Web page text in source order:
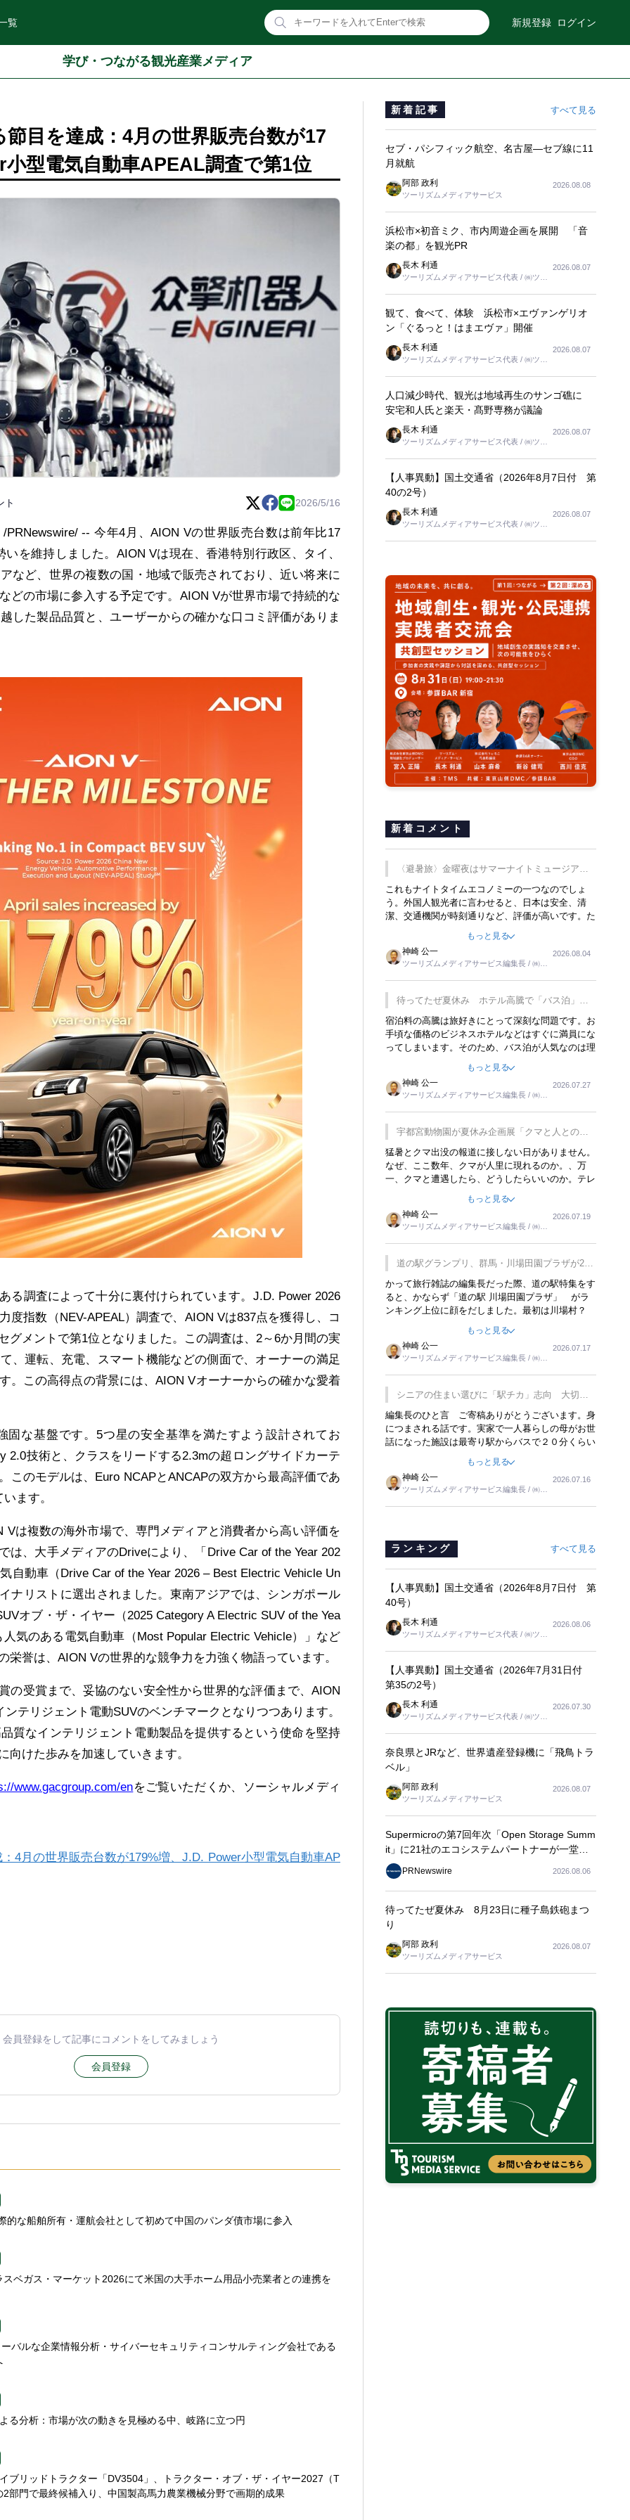
覧 新規登録 ログイン
学び・つながる観光産業メディア
目を達成：4月の世界販売台数が17
型電気自動車APEAL調査で第1位
ト 2026/5/16
PRNewswire/ -- 今年4月、AION Vの世界販売台数は前年比17
を維持しました。AION Vは現在、香港特別行政区、タイ、
など、世界の複数の国・地域で販売されており、近い将来に
どの市場に参入する予定です。AION Vが世界市場で持続的な
した製品品質と、ユーザーからの確かな口コミ評価がありま
る調査によって十分に裏付けられています。J.D. Power 2026
度指数（NEV-APEAL）調査で、AION Vは837点を獲得し、コ
グメントで第1位となりました。この調査は、2～6か月間の実
、運転、充電、スマート機能などの側面で、オーナーの満足
。この高得点の背景には、AION Vオーナーからの確かな愛着
固な基盤です。5つ星の安全基準を満たすよう設計されてお
2.0技術と、クラスをリードする2.3mの超ロングサイドカーテ
このモデルは、Euro NCAPとANCAPの双方から最高評価であ
ます。
Vは複数の海外市場で、専門メディアと消費者から高い評価を
は、大手メディアのDriveにより、「Drive Car of the Year 202
自動車（Drive Car of the Year 2026 – Best Electric Vehicle Un
ナリストに選出されました。東南アジアでは、シンガポール
オブ・ザ・イヤー（2025 Category A Electric SUV of the Yea
気のある電気自動車（Most Popular Electric Vehicle）」など
栄誉は、AION Vの世界的な競争力を力強く物語っています。
の受賞まで、妥協のない安全性から世界的な評価まで、AION
テリジェント電動SUVのベンチマークとなりつつあります。
質なインテリジェント電動製品を提供するという使命を堅持
向けた歩みを加速していきます。
www.gacgroup.com/enをご覧いただくか、ソーシャルメディ
4月の世界販売台数が179%増、J.D. Power小型電気自動車AP
会員登録をして記事にコメントをしてみましょう
会員登録
的な船舶所有・運航会社として初めて中国のパンダ債市場に参入
スベガス・マーケット2026にて米国の大手ホーム用品小売業者との連携を
バルな企業情報分析・サイバーセキュリティコンサルティング会社である
る分析：市場が次の動きを見極める中、岐路に立つ円
ブリッドトラクター「DV3504」、トラクター・オブ・ザ・イヤー2027（T
部門で最終候補入り、中国製高馬力農業機械分野で画期的成果
新着記事 すべて見る
セブ・パシフィック航空、名古屋―セブ線に11
月就航
阿部 政利
ツーリズムメディアサービス
2026.08.08
浜松市×初音ミク、市内周遊企画を展開 「音
楽の都」を観光PR
長木 利通
ツーリズムメディアサービス代表 / ㈱ツー
2026.08.07
観て、食べて、体験 浜松市×エヴァンゲリオ
ン「ぐるっと！はまエヴァ」開催
長木 利通
ツーリズムメディアサービス代表 / ㈱ツー
2026.08.07
人口減少時代、観光は地域再生のサンゴ礁に
安宅和人氏と楽天・髙野専務が議論
長木 利通
ツーリズムメディアサービス代表 / ㈱ツー
2026.08.07
【人事異動】国土交通省（2026年8月7日付 第
40の2号）
長木 利通
ツーリズムメディアサービス代表 / ㈱ツー
2026.08.07
新着コメント
〈避暑旅〉金曜夜はサマーナイトミュージア
ム、都立6施設で
これもナイトタイムエコノミーの一つなのでしょ
う。外国人観光者に言わせると、日本は安全、清
潔、交通機関が時刻通りなど、評価が高いです。た
す。そのような意味で、金曜夜にこのようなイベン
トが行われれば、日本人に限らず外国人にとっても
楽しみが増えるでしょうね。
もっと見る
神崎 公一
ツーリズムメディアサービス編集長 / ㈱ツ
2026.08.04
待ってたぜ夏休み ホテル高騰で「バス泊」人
気
宿泊料の高騰は旅好きにとって深刻な問題です。お
手頃な価格のビジネスホテルなどはすぐに満員にな
ってしまいます。そのため、バス泊が人気なのは理
行をした時は、移動はグレイハウンドバスでした。
夕方から夜の便を利用してホテル代を浮かせていま
した。ただし、若いからできたことです。若い人が
夜行バスで京都に行った、青森に行ったと聞くと、
疲れが残らないのかなと思ってしまいます。
もっと見る
神崎 公一
ツーリズムメディアサービス編集長 / ㈱ツ
2026.07.27
宇都宮動物園が夏休み企画展「クマと人との距
離」を7月20日から開催
猛暑とクマ出没の報道に接しない日がありません。
なぜ、ここ数年、クマが人里に現れるのか。、万
一、クマと遭遇したら、どうしたらいいのか。テレ
るなんてことは、冗談でもいえません。そんな中
で、この企画展はタイムリーですね。
もっと見る
神崎 公一
ツーリズムメディアサービス編集長 / ㈱ツ
2026.07.19
道の駅グランプリ、群馬・川場田園プラザが2連
覇
かって旅行雑誌の編集長だった際、道の駅特集をす
ると、かならず「道の駅 川場田園プラザ」 がラ
ンキング上位に顔をだしました。最初は川場村？
れ永井 彰一社長にインタビューしたら、興味深い
話が次々が飛び出しました。プレゼンも巧みで、今
でも思い出すことが２つあります。一つは、従業員
に東京ディズニーランドを見学させ、サービス業、
接客業の何かを理解してもらっていることです。
もう一つは1800円もするプレミアムヨーグルトを
販売するにあたり、社内に懸念もあったそうです。
永井社長は、駐車場に都内ナンバーの高級外車が停
まっていることに目をつけ、高級商品でも売れると
確信したそうです。今回の記事を懐かしく読みまし
もっと見る
神崎 公一
ツーリズムメディアサービス編集長 / ㈱ツ
2026.07.17
シニアの住まい選びに「駅チカ」志向 大切な
のは出かけたくなる暮らし
編集長のひと言 ご寄稿ありがとうございます。身
につまされる話です。実家で一人暮らしの母がお世
話になった施設は最寄り駅からバスで２０分くらい
りました。母の住まいから近いという理由で、その
施設を選択したのですが、私と妹にとっては、半日
仕事ででした。シニアの住まい選びは、当人だけで
はなく、世話をする家族の足の便も考えない外池な
もっと見る
神崎 公一
ツーリズムメディアサービス編集長 / ㈱ツ
2026.07.16
ランキング すべて見る
【人事異動】国土交通省（2026年8月7日付 第
40号）
長木 利通
ツーリズムメディアサービス代表 / ㈱ツー
2026.08.06
【人事異動】国土交通省（2026年7月31日付
第35の2号）
長木 利通
ツーリズムメディアサービス代表 / ㈱ツー
2026.07.30
奈良県とJRなど、世界遺産登録機に「飛鳥トラ
ベル」
阿部 政利
ツーリズムメディアサービス
2026.08.07
Supermicroの第7回年次「Open Storage Summ
it」に21社のエコシステムパートナーが一堂に
会し、エンタープライズAIの大規模導入に関す
る実践的なガイダンスを共有
PRNewswire 2026.08.06
待ってたぜ夏休み 8月23日に種子島鉄砲まつ
り
阿部 政利
ツーリズムメディアサービス
2026.08.07